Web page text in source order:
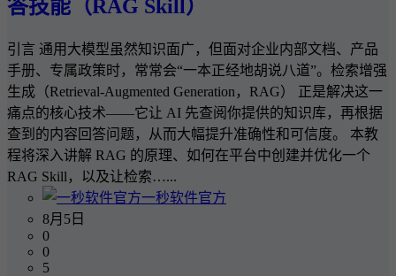
答技能（RAG Skill）
引言 通用大模型虽然知识面广，但面对企业内部文档、产品
手册、专属政策时，常常会“一本正经地胡说八道”。检索增强
生成（Retrieval-Augmented Generation，RAG） 正是解决这一
痛点的核心技术——它让 AI 先查阅你提供的知识库，再根据
查到的内容回答问题，从而大幅提升准确性和可信度。 本教
程将深入讲解 RAG 的原理、如何在平台中创建并优化一个
RAG Skill，以及让检索…...
一秒软件官方
8月5日
0
0
5